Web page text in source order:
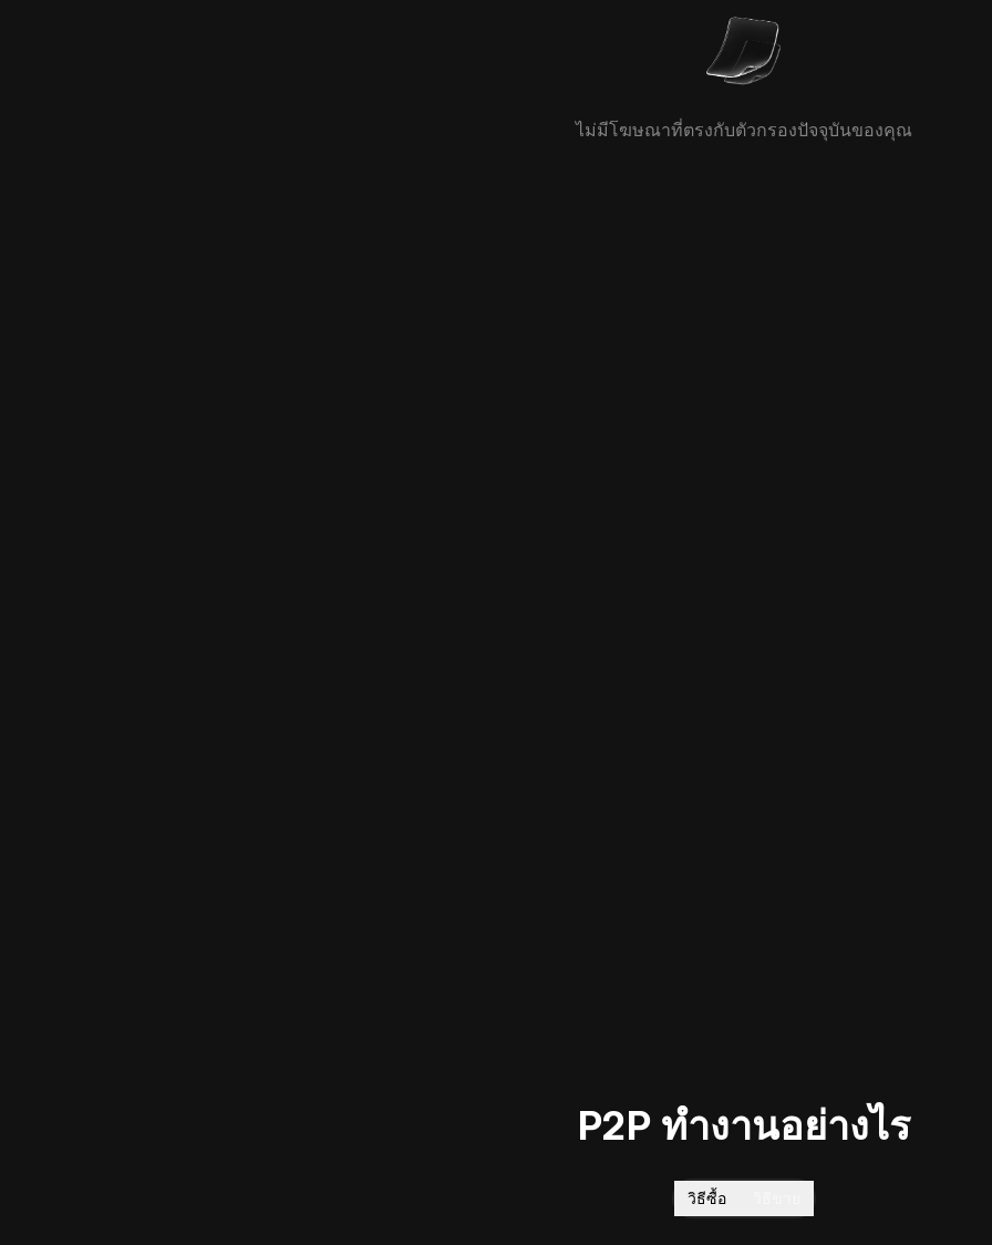
ไม่มีโฆษณาที่ตรงกับตัวกรองปัจจุบันของคุณ
P2P ทำงานอย่างไร
วิธีซื้อ